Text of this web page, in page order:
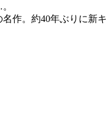
作。約40年ぶりに新キ